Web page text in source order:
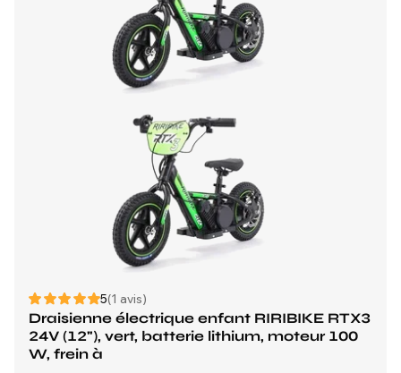
5(1 avis)
Draisienne électrique enfant RIRIBIKE RTX3
24V (12"), vert, batterie lithium, moteur 100
W, frein à